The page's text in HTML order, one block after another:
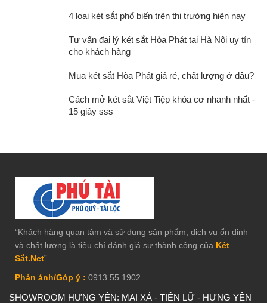
4 loại két sắt phổ biến trên thị trường hiện nay
Tư vấn đại lý két sắt Hòa Phát tại Hà Nội uy tín
cho khách hàng
Mua két sắt Hòa Phát giá rẻ, chất lượng ở đâu?
Cách mở két sắt Việt Tiệp khóa cơ nhanh nhất -
15 giây sss
“Khách hàng quan tâm và sử dụng sản phẩm, dịch vụ ổn định
và chất lượng là tiêu chí đánh giá sự thành công của Két
Sắt.Net”
Phản ánh/Góp ý : 0913 55 1902
SHOWROOM HƯNG YÊN: MAI XÁ - TIÊN LỮ - HƯNG YÊN